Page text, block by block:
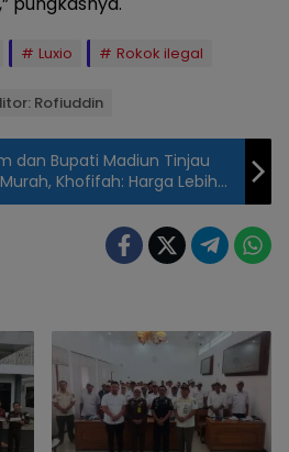
Luxio Rokok ilegal
Rofiuddin
dan Bupati Madiun Tinjau
Khofifah: Harga Lebih
Lebaran